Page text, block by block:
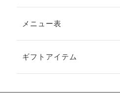
メニュー表
ギフトアイテム